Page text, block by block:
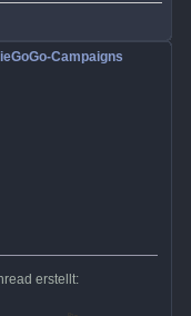
Campaigns
erstellt: